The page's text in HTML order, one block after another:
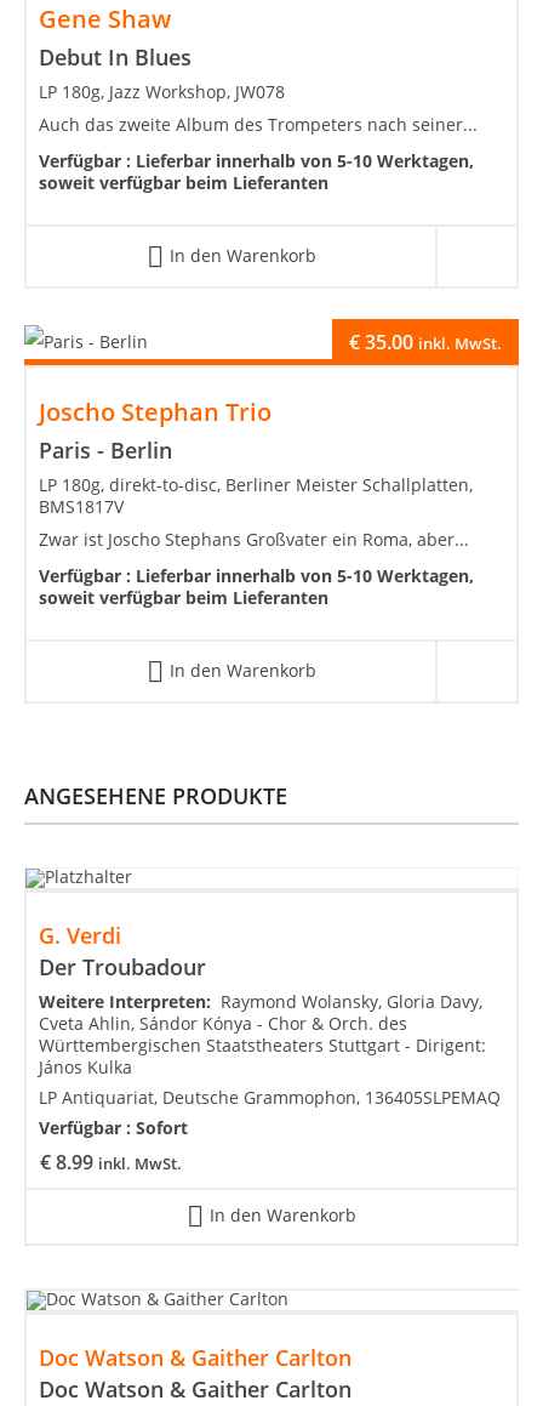
Gene Shaw
Debut In Blues
LP 180g, Jazz Workshop, JW078
Auch das zweite Album des Trompeters nach seiner...
Verfügbar : Lieferbar innerhalb von 5-10 Werktagen,
soweit verfügbar beim Lieferanten
In den Warenkorb
Joscho Stephan Trio
Paris - Berlin
€35.00 inkl. MwSt.
LP 180g, direkt-to-disc, Berliner Meister Schallplatten,
BMS1817V
Zwar ist Joscho Stephans Großvater ein Roma, aber...
Verfügbar : Lieferbar innerhalb von 5-10 Werktagen,
soweit verfügbar beim Lieferanten
In den Warenkorb
ANGESEHENE PRODUKTE
G. Verdi
Der Troubadour
€8.99 inkl. MwSt.
Weitere Interpreten: Raymond Wolansky, Gloria Davy,
Cveta Ahlin, Sándor Kónya - Chor & Orch. des
Württembergischen Staatstheaters Stuttgart - Dirigent:
János Kulka
LP Antiquariat, Deutsche Grammophon, 136405SLPEMAQ
Verfügbar : Sofort
In den Warenkorb
Doc Watson & Gaither Carlton
Doc Watson & Gaither Carlton